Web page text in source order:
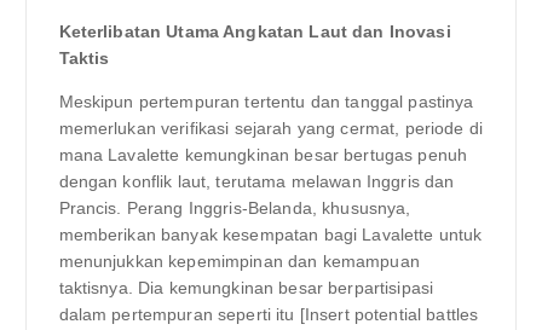
Keterlibatan Utama Angkatan Laut dan Inovasi
Taktis
Meskipun pertempuran tertentu dan tanggal pastinya
memerlukan verifikasi sejarah yang cermat, periode di
mana Lavalette kemungkinan besar bertugas penuh
dengan konflik laut, terutama melawan Inggris dan
Prancis. Perang Inggris-Belanda, khususnya,
memberikan banyak kesempatan bagi Lavalette untuk
menunjukkan kepemimpinan dan kemampuan
taktisnya. Dia kemungkinan besar berpartisipasi
dalam pertempuran seperti itu [Insert potential battles